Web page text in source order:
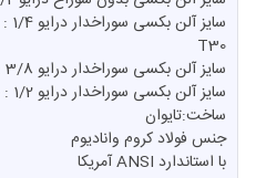
T30
سایز آلن بکسی سوراخدار درایو 3/8 : T40-T45-T50-T55
سایز آلن بکسی سوراخدار درایو 1/2 : T60-T70 قابلیت تعویض بیت
ساخت:تایوان
جنس فولاد کروم وانادیوم
با استاندارد ANSI آمریکا